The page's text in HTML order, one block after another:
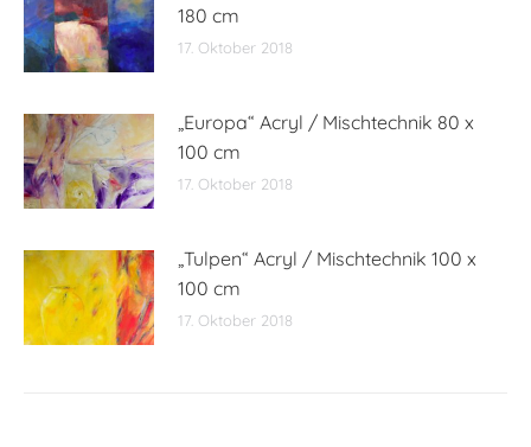
180 cm
17. Oktober 2018
„Europa“ Acryl / Mischtechnik 80 x
100 cm
17. Oktober 2018
„Tulpen“ Acryl / Mischtechnik 100 x
100 cm
17. Oktober 2018